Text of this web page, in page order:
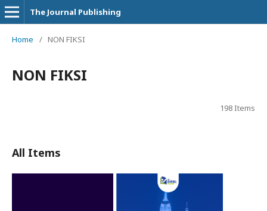
The Journal Publishing
Home / NON FIKSI
NON FIKSI
198 Items
All Items